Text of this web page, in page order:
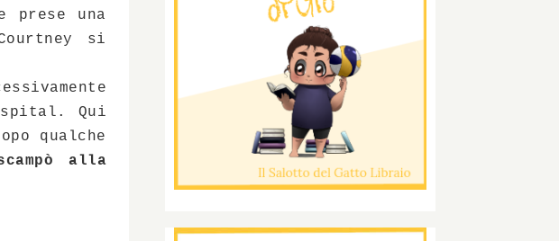
prese una
si
Qui
qualche
alla